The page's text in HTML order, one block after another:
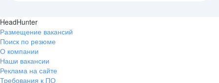
HeadHunter
Размещение вакансий
Поиск по резюме
О компании
Наши вакансии
Реклама на сайте
Требования к ПО